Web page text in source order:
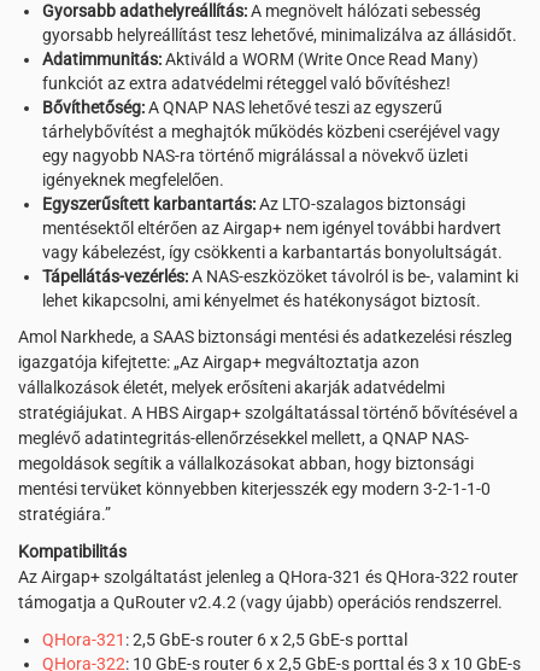
Gyorsabb adathelyreállítás:A megnövelt hálózati sebesség
gyorsabb helyreállítást tesz lehetővé, minimalizálva az állásidőt.
Adatimmunitás:Aktiváld a WORM (Write Once Read Many)
funkciót az extra adatvédelmi réteggel való bővítéshez!
Bővíthetőség:A QNAP NAS lehetővé teszi az egyszerű
tárhelybővítést a meghajtók működés közbeni cseréjével vagy
egy nagyobb NAS-ra történő migrálással a növekvő üzleti
igényeknek megfelelően.
Egyszerűsített karbantartás:Az LTO-szalagos biztonsági
mentésektől eltérően az Airgap+ nem igényel további hardvert
vagy kábelezést, így csökkenti a karbantartás bonyolultságát.
Tápellátás-vezérlés:A NAS-eszközöket távolról is be-, valamint ki
lehet kikapcsolni, ami kényelmet és hatékonyságot biztosít.
Amol Narkhede, a SAAS biztonsági mentési és adatkezelési részleg
igazgatója kifejtette: „Az Airgap+ megváltoztatja azon
vállalkozások életét, melyek erősíteni akarják adatvédelmi
stratégiájukat. A HBS Airgap+ szolgáltatással történő bővítésével a
meglévő adatintegritás-ellenőrzésekkel mellett, a QNAP NAS-
megoldások segítik a vállalkozásokat abban, hogy biztonsági
mentési tervüket könnyebben kiterjesszék egy modern 3-2-1-1-0
stratégiára.”
Kompatibilitás
Az Airgap+ szolgáltatást jelenleg a QHora-321 és QHora-322 router
támogatja a QuRouter v2.4.2 (vagy újabb) operációs rendszerrel.
QHora-321 : 2,5 GbE-s router 6 x 2,5 GbE-s porttal
QHora-322: 10 GbE-s router 6 x 2,5 GbE-s porttal és 3 x 10 GbE-s